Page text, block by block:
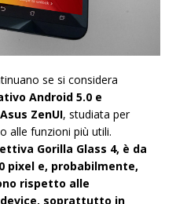
se si considera
Android 5.0 e
ZenUI, studiata per
alle funzioni più utili.
Gorilla Glass 4, è da
pixel e, probabilmente,
rispetto alle
soprattutto in